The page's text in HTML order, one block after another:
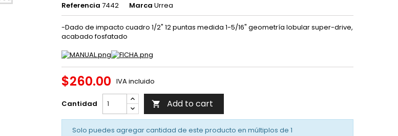
Referencia 7442 Marca Urrea
-Dado de impacto cuadro 1/2" 12 puntas medida 1-5/16" geometría lobular super-drive,
acabado fosfatado
$260.00 IVA incluido
Cantidad  Add to cart
Solo puedes agregar cantidad de este producto en múltiplos de 1